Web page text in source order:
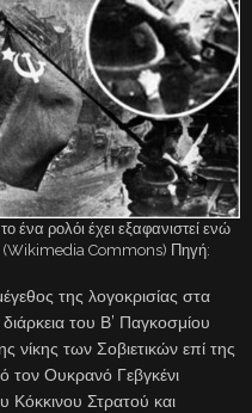
ένα ρολόι έχει εξαφανιστεί ενώ
(Wikimedia Commons) Πηγή:
της λογοκρισίας στα
του Β’ Παγκοσμίου
των Σοβιετικών επί της
τον Ουκρανό Γεβγκένι
Κόκκινου Στρατού και